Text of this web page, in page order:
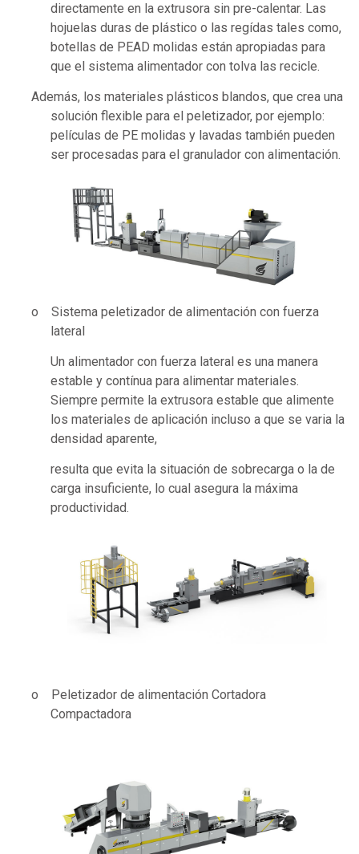
directamente en la extrusora sin pre-calentar. Las
hojuelas duras de plástico o las regídas tales como,
botellas de PEAD molidas están apropiadas para
que el sistema alimentador con tolva las recicle.
Además, los materiales plásticos blandos, que crea una
solución flexible para el peletizador, por ejemplo:
películas de PE molidas y lavadas también pueden
ser procesadas para el granulador con alimentación.
o Sistema peletizador de alimentación con fuerza
lateral
Un alimentador con fuerza lateral es una manera
estable y contínua para alimentar materiales.
Siempre permite la extrusora estable que alimente
los materiales de aplicación incluso a que se varia la
densidad aparente,
resulta que evita la situación de sobrecarga o la de
carga insuficiente, lo cual asegura la máxima
productividad.
o Peletizador de alimentación Cortadora
Compactadora